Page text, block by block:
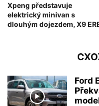
Xpeng představuje
elektrický minivan s
dlouhým dojezdem, X9
Ford